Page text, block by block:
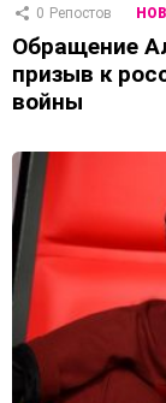
0 Репостов
Обращение
призыв к
войны